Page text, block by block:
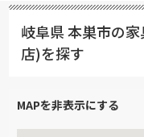
岐阜県 本巣市の
店)を探す